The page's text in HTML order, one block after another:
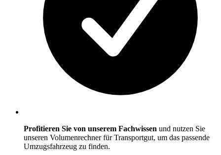
Profitieren Sie von unserem Fachwissen und nutzen Sie
unseren Volumenrechner für Transportgut, um das passende
Umzugsfahrzeug zu finden.